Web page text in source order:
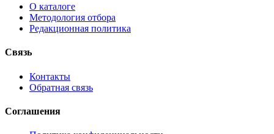
О каталоге
Методология отбора
Редакционная политика
Связь
Контакты
Обратная связь
Соглашения